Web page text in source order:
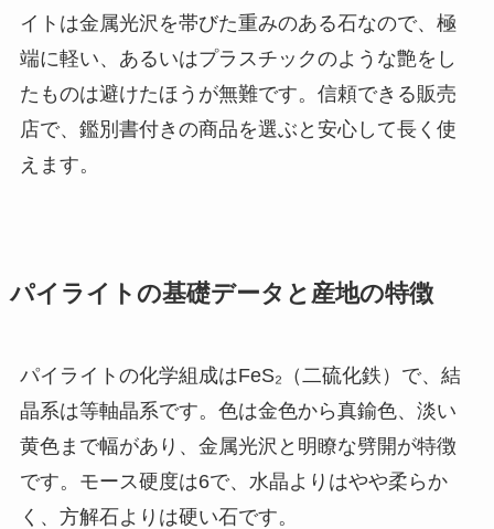
イトは金属光沢を帯びた重みのある石なので、極
端に軽い、あるいはプラスチックのような艶をし
たものは避けたほうが無難です。信頼できる販売
店で、鑑別書付きの商品を選ぶと安心して長く使
えます。
パイライトの基礎データと産地の特徴
パイライトの化学組成はFeS₂（二硫化鉄）で、結
晶系は等軸晶系です。色は金色から真鍮色、淡い
黄色まで幅があり、金属光沢と明瞭な劈開が特徴
です。モース硬度は6で、水晶よりはやや柔らか
く、方解石よりは硬い石です。